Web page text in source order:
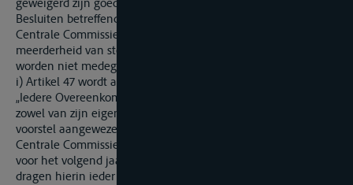
Besluiten betreffende interne aangelegenheden van de
Centrale Commissie zijn evenwel geldig indien zij met
meerderheid van stem[1]men zijn genomen. Onthoudingen
worden niet medegerekend bij de telling van de stemmen."
i) Artikel 47 wordt als volgt gewijzigd:
„Iedere Overeenkomstsluitende Staat voorziet in de kosten
zowel van zijn eigen Commissarissen als van de op zijn
voorstel aangewezen leden van de Kamer van Beroep. De
Centrale Commissie stelt van te voren haar begroting vast
voor het volgend jaar en de Overeenkomstsluitende Staten
dragen hierin ieder een gelijk deel der kosten.”